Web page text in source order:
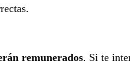
remunerados. Si te